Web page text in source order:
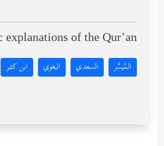
of the Qur’an:
المُيسَّر السعدي البغوي ابن كثير